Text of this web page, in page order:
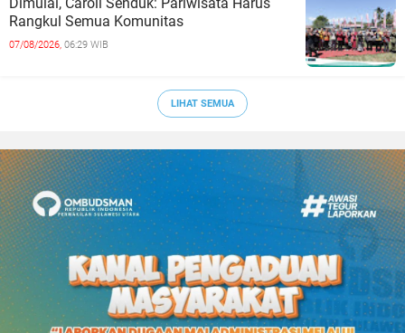
Rangkul Semua Komunitas
07/08/2026, 06:29 WIB
LIHAT SEMUA